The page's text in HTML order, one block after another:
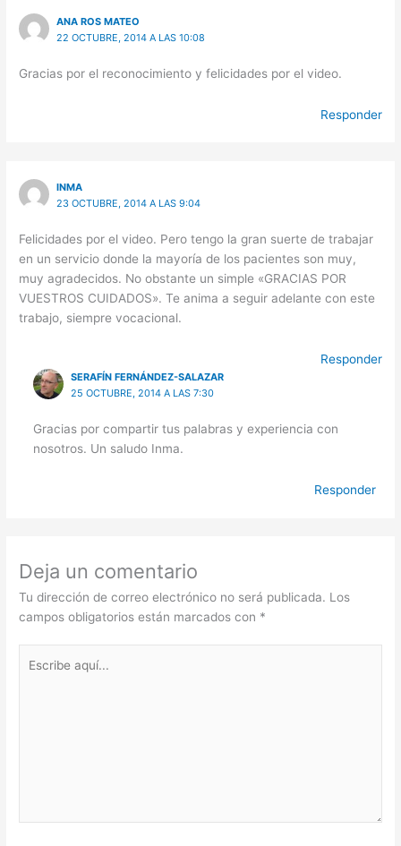
ANA ROS MATEO
22 OCTUBRE, 2014 A LAS 10:08
Gracias por el reconocimiento y felicidades por el video.
Responder
INMA
23 OCTUBRE, 2014 A LAS 9:04
Felicidades por el video. Pero tengo la gran suerte de trabajar
en un servicio donde la mayoría de los pacientes son muy,
muy agradecidos. No obstante un simple «GRACIAS POR
VUESTROS CUIDADOS». Te anima a seguir adelante con este
trabajo, siempre vocacional.
Responder
SERAFÍN FERNÁNDEZ-SALAZAR
25 OCTUBRE, 2014 A LAS 7:30
Gracias por compartir tus palabras y experiencia con
nosotros. Un saludo Inma.
Responder
Deja un comentario
Tu dirección de correo electrónico no será publicada. Los
campos obligatorios están marcados con *
aquí...